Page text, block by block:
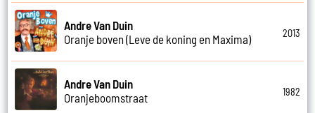
Andre Van Duin
Oranje boven (Leve de koning en Maxima)
2013
Andre Van Duin
Oranjeboomstraat
1982